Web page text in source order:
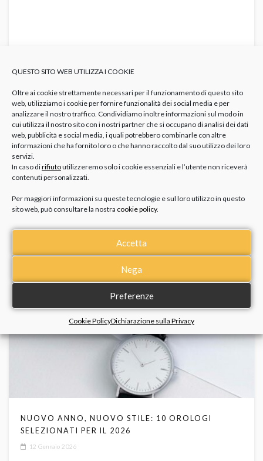
QUESTO SITO WEB UTILIZZA I COOKIE
Oltre ai cookie strettamente necessari per il funzionamento di questo sito
web, utilizziamo i cookie per fornire funzionalità dei social media e per
analizzare il nostro traffico. Condividiamo inoltre informazioni sul modo in
cui utilizza il nostro sito con i nostri partner che si occupano di analisi dei dati
web, pubblicità e social media, i quali potrebbero combinarle con altre
informazioni che ha fornito loro o che hanno raccolto dal suo utilizzo dei loro
servizi.
In caso dirifiutoutilizzeremo solo i cookie essenziali e l’utente non riceverà
contenuti personalizzati.
Per maggiori informazioni su queste tecnologie e sul loro utilizzo in questo
sito web, può consultare la nostra cookie policy.
Accetta
Nega
Preferenze
Cookie PolicyDichiarazione sulla Privacy
Tags: Orologi Cinturino Verde
Orologi Militari
Orologi Quadrante Verde
Orologi Uomo
MATRIMONIO SENZA INVITO: 12 IDEE
REGALO ANCHE SE NON SI PARTECIPA
COLLANE CON NOME: TENDENZE,
ALLA CARRIE BRADSHAW
POTREBBE PIACERTI
NUOVO ANNO, NUOVO STILE: 10 OROLOGI
SELEZIONATI PER IL 2026
12 Gennaio 2026